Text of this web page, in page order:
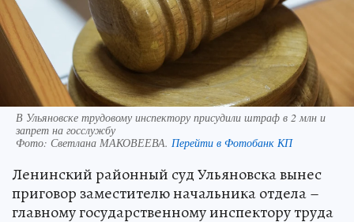
В Ульяновске трудовому инспектору присудили штраф в 2 млн и
запрет на госслужбу
Фото: Светлана МАКОВЕЕВА. Перейти в Фотобанк КП
Ленинский районный суд Ульяновска вынес
приговор заместителю начальника отдела –
главному государственному инспектору труда